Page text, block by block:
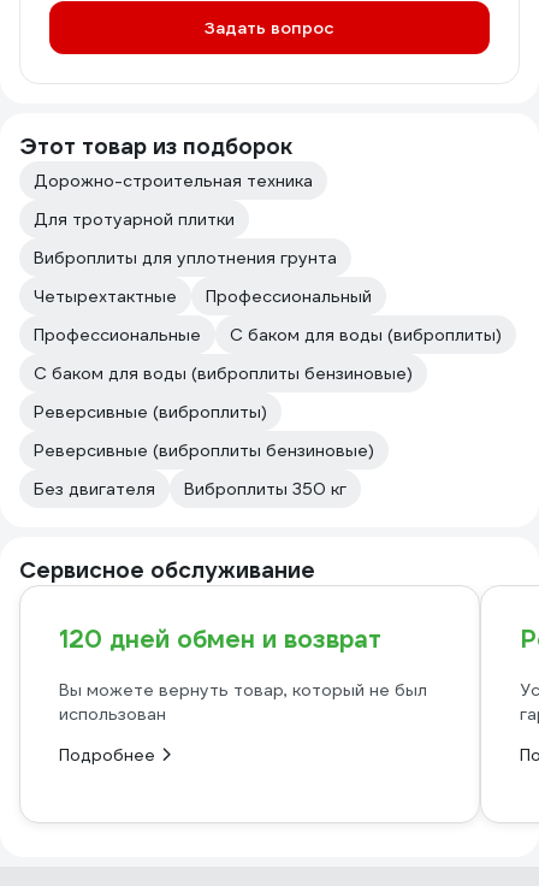
Задать вопрос
Этот товар из подборок
Дорожно-строительная техника
Для тротуарной плитки
Виброплиты для уплотнения грунта
Четырехтактные
Профессиональный
Профессиональные
С баком для воды (виброплиты)
С баком для воды (виброплиты бензиновые)
Реверсивные (виброплиты)
Реверсивные (виброплиты бензиновые)
Без двигателя
Виброплиты 350 кг
Сервисное обслуживание
120 дней обмен и возврат
Вы можете вернуть товар, который не был
использован
Подробнее